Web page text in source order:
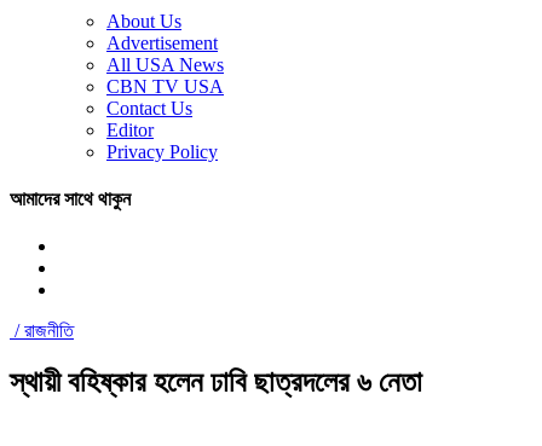
About Us
Advertisement
All USA News
CBN TV USA
Contact Us
Editor
Privacy Policy
আমাদের সাথে থাকুন
/রাজনীতি
স্থায়ী বহিষ্কার হলেন ঢাবি ছাত্রদলের ৬ নেতা